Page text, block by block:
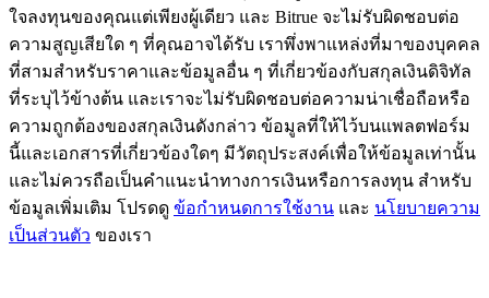
กิจกรรมเพิ่มเติม
รับรางวัลและสิทธิพิเศษสุดพิเศษ
ศูนย์รางวัล
ใจลงทุนของคุณแต่เพียงผู้เดียว และ Bitrue จะไม่รับผิดชอบต่อ
ความสูญเสียใด ๆ ที่คุณอาจได้รับ เราพึ่งพาแหล่งที่มาของบุคคล
ที่สามสำหรับราคาและข้อมูลอื่น ๆ ที่เกี่ยวข้องกับสกุลเงินดิจิทัล
ที่ระบุไว้ข้างต้น และเราจะไม่รับผิดชอบต่อความน่าเชื่อถือหรือ
ความถูกต้องของสกุลเงินดังกล่าว ข้อมูลที่ให้ไว้บนแพลตฟอร์ม
นี้และเอกสารที่เกี่ยวข้องใดๆ มีวัตถุประสงค์เพื่อให้ข้อมูลเท่านั้น
และไม่ควรถือเป็นคำแนะนำทางการเงินหรือการลงทุน สำหรับ
ข้อมูลเพิ่มเติม โปรดดู ข้อกำหนดการใช้งาน และ นโยบายความ
เป็นส่วนตัว ของเรา